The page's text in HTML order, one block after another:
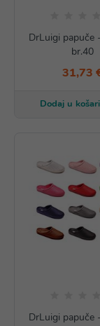
DrLuigi papuče
br.40
31,73
Dodaj u
DrLuigi papuče